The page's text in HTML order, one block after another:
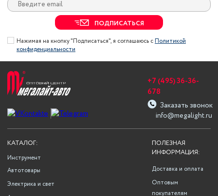
ПОДПИСАТЬСЯ
Нажимая на кнопку "Подписаться", я соглашаюсь сПолитикой
конфиденциальности
info@megalight.ru
+7 (495) 36-36-
678
Заказать звонок
ПОЛЕЗНАЯ
ИНФОРМАЦИЯ:
Доставка и оплата
Оптовым
покупателям
КАТАЛОГ:
Инструмент
Автотовары
Электрика и свет